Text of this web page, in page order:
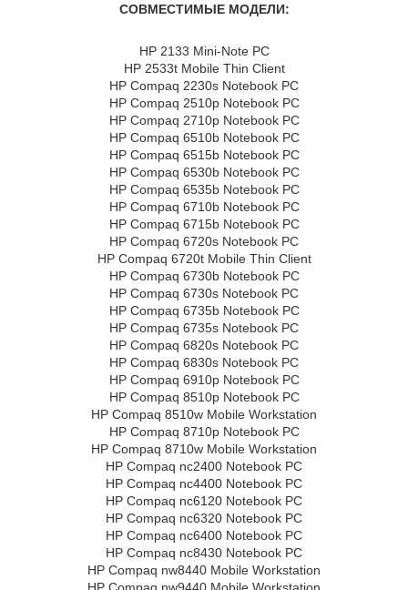
СОВМЕСТИМЫЕ МОДЕЛИ:
HP 2133 Mini-Note PC
HP 2533t Mobile Thin Client
HP Compaq 2230s Notebook PC
HP Compaq 2510p Notebook PC
HP Compaq 2710p Notebook PC
HP Compaq 6510b Notebook PC
HP Compaq 6515b Notebook PC
HP Compaq 6530b Notebook PC
HP Compaq 6535b Notebook PC
HP Compaq 6710b Notebook PC
HP Compaq 6715b Notebook PC
HP Compaq 6720s Notebook PC
HP Compaq 6720t Mobile Thin Client
HP Compaq 6730b Notebook PC
HP Compaq 6730s Notebook PC
HP Compaq 6735b Notebook PC
HP Compaq 6735s Notebook PC
HP Compaq 6820s Notebook PC
HP Compaq 6830s Notebook PC
HP Compaq 6910p Notebook PC
HP Compaq 8510p Notebook PC
HP Compaq 8510w Mobile Workstation
HP Compaq 8710p Notebook PC
HP Compaq 8710w Mobile Workstation
HP Compaq nc2400 Notebook PC
HP Compaq nc4400 Notebook PC
HP Compaq nc6120 Notebook PC
HP Compaq nc6320 Notebook PC
HP Compaq nc6400 Notebook PC
HP Compaq nc8430 Notebook PC
HP Compaq nw8440 Mobile Workstation
HP Compaq nw9440 Mobile Workstation